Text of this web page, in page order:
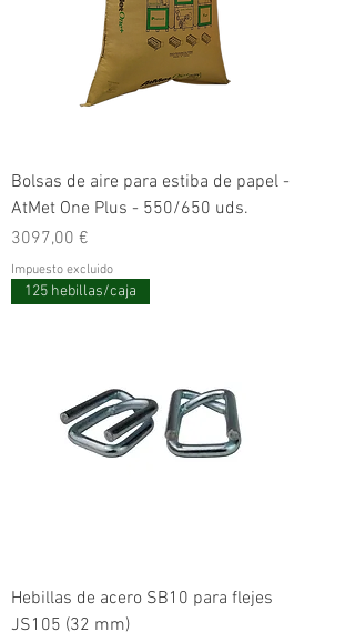
Bolsas de aire para estiba de papel -
AtMet One Plus - 550/650 uds.
Precio
3097,00 €
Impuesto excluido
125 hebillas/caja
Hebillas de acero SB10 para flejes
JS105 (32 mm)